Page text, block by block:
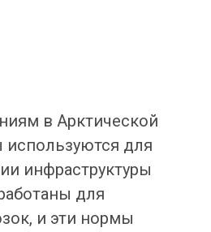
в Арктической
для
инфраструктуры
для
и эти нормы